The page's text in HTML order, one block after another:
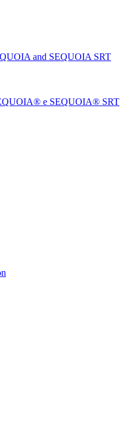
and SEQUOIA SRT
e SEQUOIA® SRT